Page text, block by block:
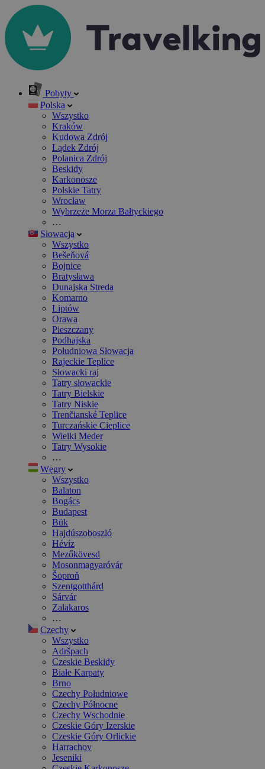
Pobyty
Polska
Wszystko
Kraków
Kudowa Zdrój
Lądek Zdrój
Polanica Zdrój
Beskidy
Karkonosze
Polskie Tatry
Wrocław
Wybrzeże Morza Bałtyckiego
…
Słowacja
Wszystko
Bešeňová
Bojnice
Bratysława
Dunajska Streda
Komarno
Liptów
Orawa
Pieszczany
Podhajska
Południowa Słowacja
Rajeckie Teplice
Słowacki raj
Tatry słowackie
Tatry Bielskie
Tatry Niskie
Trenčianské Teplice
Turczańskie Cieplice
Wielki Meder
Tatry Wysokie
…
Węgry
Wszystko
Balaton
Bogács
Budapest
Bük
Hajdúszoboszló
Hévíz
Mezőkövesd
Mosonmagyaróvár
Šoproň
Szentgotthárd
Sárvár
Zalakaros
…
Czechy
Wszystko
Adršpach
Czeskie Beskidy
Białe Karpaty
Brno
Czechy Południowe
Czechy Północne
Czechy Wschodnie
Czeskie Góry Izerskie
Czeskie Góry Orlickie
Harrachov
Jeseniki